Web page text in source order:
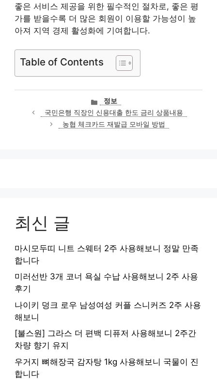
좋은 서비스 제공을 위한 필수적인 절차로, 좋은 평
가를 받을수록 더 많은 회원이 이용할 가능성이 높
아져 지역 경제 활성화에 기여합니다.
Table of Contents
카
테
고
리
정보
국민은행 직장인 신용대출 한도 금리 상품내용
농협 체크카드 재발급 모바일 방법
최신 글
마시모두띠 니트 스웨터 2주 사용해보니 정말 만족
합니다
미러선반 3개 코너 욕실 수납 사용해보니 2주 사용
후기
나이키 덩크 로우 남성여성 커플 스니커즈 2주 사용
해보니
[불스원] 그라스 더 편백 디퓨저 사용해보니 2주간
차량 향기 유지
우거지 뼈해장국 감자탕 1kg 사용해보니 국물이 진
합니다